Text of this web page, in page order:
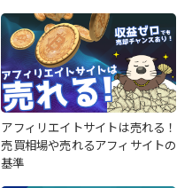
アフィリエイトサイトは売れる！
売買相場や売れるアフィサイトの
基準